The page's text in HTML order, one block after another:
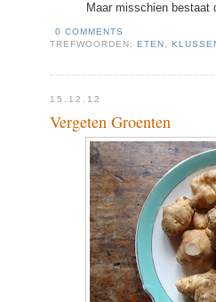
Maar misschien bestaat
0 COMMENTS
TREFWOORDEN:ETEN ,
15.12.12
Vergeten Groenten